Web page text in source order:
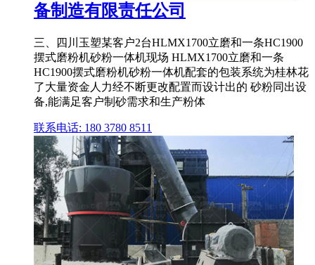
备制造有限责任公司
三、四川玉塑某客户2台HLMX1700立磨和一条HC1900
摆式磨粉机砂粉一体机现场 HLMX1700立磨和一条
HC1900摆式磨粉机砂粉一体机配套的包装系统为桂林花
了大量资金人力经不断更改配置而设计出的 砂粉同出设
备,能满足客户制砂需求和生产粉体
联系电话: 180 3780 8511